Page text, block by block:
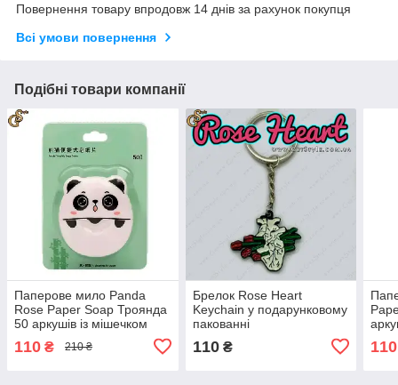
Повернення товару впродовж 14 днів за рахунок покупця
Всі умови повернення
Подібні товари компанії
Паперове мило Panda
Rose Paper Soap Троянда
50 аркушів із мішечком
110 ₴ 210 ₴
Брелок Rose Heart
Keychain у подарунковому
пакованні
110₴ 110